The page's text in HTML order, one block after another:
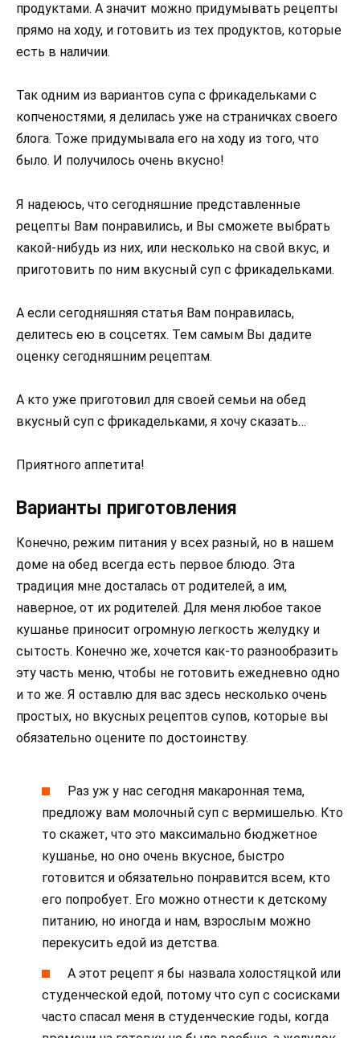
продуктами. А значит можно придумывать рецепты
прямо на ходу, и готовить из тех продуктов, которые
есть в наличии.
Так одним из вариантов супа с фрикадельками с
копченостями, я делилась уже на страничках своего
блога. Тоже придумывала его на ходу из того, что
было. И получилось очень вкусно!
Я надеюсь, что сегодняшние представленные
рецепты Вам понравились, и Вы сможете выбрать
какой-нибудь из них, или несколько на свой вкус, и
приготовить по ним вкусный суп с фрикадельками.
А если сегодняшняя статья Вам понравилась,
делитесь ею в соцсетях. Тем самым Вы дадите
оценку сегодняшним рецептам.
А кто уже приготовил для своей семьи на обед
вкусный суп с фрикадельками, я хочу сказать…
Приятного аппетита!
Варианты приготовления
Конечно, режим питания у всех разный, но в нашем
доме на обед всегда есть первое блюдо. Эта
традиция мне досталась от родителей, а им,
наверное, от их родителей. Для меня любое такое
кушанье приносит огромную легкость желудку и
сытость. Конечно же, хочется как-то разнообразить
эту часть меню, чтобы не готовить ежедневно одно
и то же. Я оставлю для вас здесь несколько очень
простых, но вкусных рецептов супов, которые вы
обязательно оцените по достоинству.
Раз уж у нас сегодня макаронная тема,
предложу вам молочный суп с вермишелью. Кто
то скажет, что это максимально бюджетное
кушанье, но оно очень вкусное, быстро
готовится и обязательно понравится всем, кто
его попробует. Его можно отнести к детскому
питанию, но иногда и нам, взрослым можно
перекусить едой из детства.
А этот рецепт я бы назвала холостяцкой или
студенческой едой, потому что суп с сосисками
часто спасал меня в студенческие годы, когда